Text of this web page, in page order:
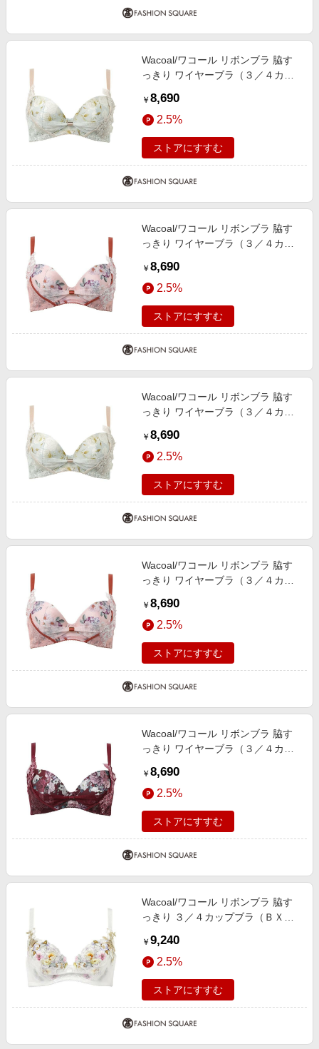
Wacoal/ワコール リボンブラ 脇す
っきり ワイヤーブラ（３／４カッ
￥ 8,690
2.5%
ストアにすすむ
Wacoal/ワコール リボンブラ 脇す
っきり ワイヤーブラ（３／４カッ
￥ 8,690
2.5%
ストアにすすむ
Wacoal/ワコール リボンブラ 脇す
っきり ワイヤーブラ（３／４カッ
￥ 8,690
2.5%
ストアにすすむ
Wacoal/ワコール リボンブラ 脇す
っきり ワイヤーブラ（３／４カッ
￥ 8,690
2.5%
ストアにすすむ
Wacoal/ワコール リボンブラ 脇す
っきり ワイヤーブラ（３／４カッ
￥ 8,690
2.5%
ストアにすすむ
Wacoal/ワコール リボンブラ 脇す
っきり ３／４カップブラ（ＢＸＢ
￥ 9,240
2.5%
ストアにすすむ